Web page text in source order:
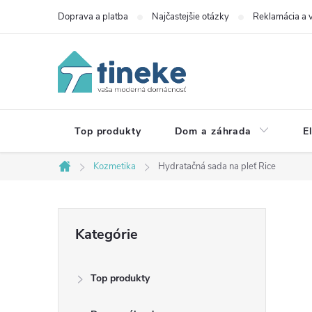
Doprava a platba Najčastejšie otázky Reklamácia a
Top produkty Dom a záhrada
Domov
Kozmetika Hydratačná sada na pleť Rice
kategórie
Kategórie
Top produkty